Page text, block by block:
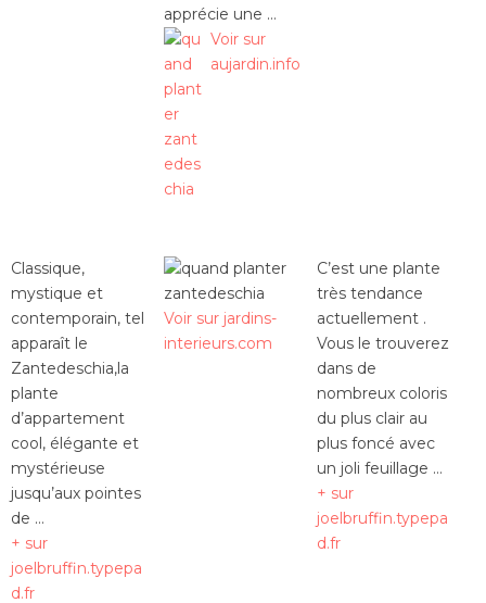
apprécie une …
Voir sur
aujardin.info
Classique,
mystique et
contemporain, tel
apparaît le
Zantedeschia,la
plante
d’appartement
cool, élégante et
mystérieuse
jusqu’aux pointes
de …
+ sur
joelbruffin.typepa
d.fr
Voir sur jardins-
interieurs.com
C’est une plante
très tendance
actuellement .
Vous le trouverez
dans de
nombreux coloris
du plus clair au
plus foncé avec
un joli feuillage …
+ sur
joelbruffin.typepa
d.fr